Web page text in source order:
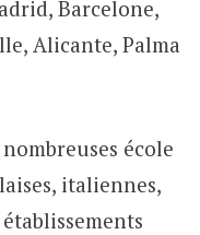
Barcelone,
Alicante, Palma
école
italiennes,